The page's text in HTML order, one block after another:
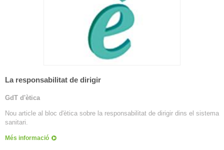
La responsabilitat de dirigir
GdT d'ètica
Nou article al bloc d'ètica sobre la responsabilitat de dirigir dins el sistema
sanitari.
Més informació